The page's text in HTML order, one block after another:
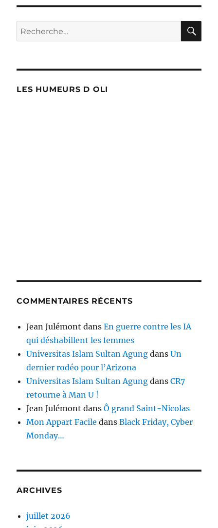
Recherche
pour :
LES HUMEURS D OLI
COMMENTAIRES RÉCENTS
Jean Julémont dansEn guerre contre les IA
qui déshabillent les femmes
Universitas Islam Sultan Agung dansUn
dernier rodéo pour l’Arizona
Universitas Islam Sultan Agung dansCR7
retourne à Man U !
Jean Julémont dansÔ grand Saint-Nicolas
Mon Appart Facile dansBlack Friday, Cyber
Monday…
ARCHIVES
juillet 2026